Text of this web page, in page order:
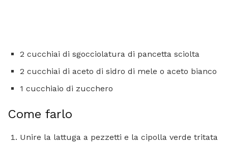
2 cucchiai di sgocciolatura di pancetta sciolta
2 cucchiai di aceto di sidro di mele o aceto bianco
1 cucchiaio di zucchero
Come farlo
Unire la lattuga a pezzetti e la cipolla verde tritata